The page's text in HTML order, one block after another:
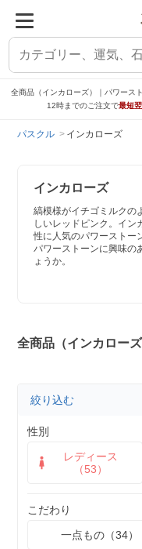
全商品（インカローズ）｜パワース
12時までのご注文で最短
パスクル インカローズ
インカローズ
縞模様がイチゴミルクの
しいレッドピンク。イン
性に人気のパワーストー
パワーストーンに興味の
ょうか。
全商品（インカローズ
絞り込む
性別
レディース
（53）
こだわり
一点もの（34）